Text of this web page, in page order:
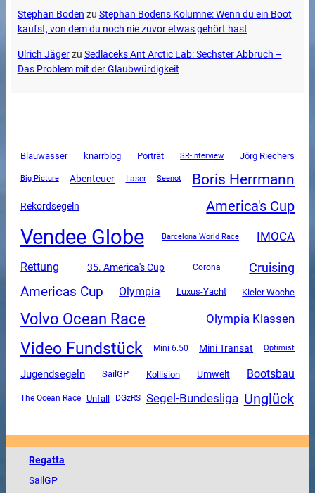
Stephan Boden zu Stephan Bodens Kolumne: Wenn du ein Boot
kaufst, von dem du noch nie zuvor etwas gehört hast
Ulrich Jägerzu Sedlaceks Ant Arctic Lab: Sechster Abbruch –
Das Problem mit der Glaubwürdigkeit
Blauwasser knarrblog Porträt SR-Interview Jörg Riechers
Big Picture Abenteuer Laser Seenot Boris Herrmann
Rekordsegeln America's Cup
Vendee Globe Barcelona World Race IMOCA
Rettung 35. America's Cup Corona Cruising
Americas Cup Olympia Luxus-Yacht Kieler Woche
Volvo Ocean Race Olympia Klassen
Video Fundstück Mini 6.50 Mini Transat Optimist
Jugendsegeln SailGP Kollision Umwelt Bootsbau
The Ocean Race Unfall DGzRS Segel-Bundesliga Unglück
Regatta
SailGP